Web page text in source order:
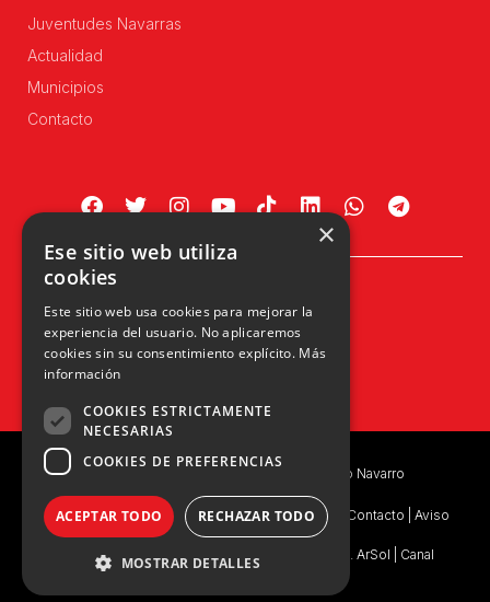
Juventudes Navarras
Actualidad
Municipios
Contacto
31002 Pamplona, Navarra
info@upn.org · 948 223 402
Copyright © 2026 UPN | Unión del Pueblo Navarro
Política de privacidad |Política de Privacidad de Contacto
Aviso
Legal|
Consentimiento Legal
Ejercicio de Derechos. ArSol
Canal
×
Ese sitio web utiliza
cookies
Este sitio web usa cookies para mejorar la
experiencia del usuario. No aplicaremos
cookies sin su consentimiento explícito. Más
información
COOKIES ESTRICTAMENTE
NECESARIAS
COOKIES DE PREFERENCIAS
ACEPTAR TODO RECHAZAR TODO
MOSTRAR DETALLES